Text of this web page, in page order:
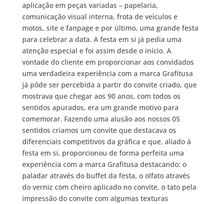
aplicação em peças variadas – papelaria,
comunicação visual interna, frota de veículos e
motos, site e fanpage e por último, uma grande festa
para celebrar a data. A festa em si já pedia uma
atenção especial e foi assim desde o início. A
vontade do cliente em proporcionar aos convidados
uma verdadeira experiência com a marca Grafitusa
já pôde ser percebida a partir do convite criado, que
mostrava que chegar aos 90 anos, com todos os
sentidos apurados, era um grande motivo para
comemorar. Fazendo uma alusão aos nossos 05
sentidos criamos um convite que destacava os
diferenciais competitivos da gráfica e que, aliado à
festa em si, proporcionou de forma perfeita uma
experiência com a marca Grafitusa destacando: o
paladar através do buffet da festa, o olfato através
do verniz com cheiro aplicado no convite, o tato pela
impressão do convite com algumas texturas